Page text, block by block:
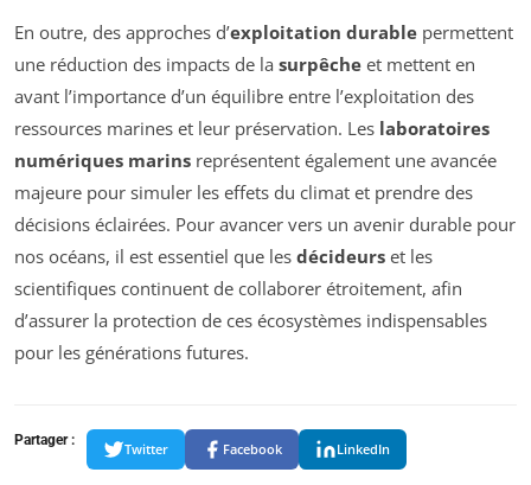
En outre, des approches d’exploitation durable permettent
une réduction des impacts de la surpêche et mettent en
avant l’importance d’un équilibre entre l’exploitation des
ressources marines et leur préservation. Les laboratoires
numériques marins représentent également une avancée
majeure pour simuler les effets du climat et prendre des
décisions éclairées. Pour avancer vers un avenir durable pour
nos océans, il est essentiel que les décideurs et les
scientifiques continuent de collaborer étroitement, afin
d’assurer la protection de ces écosystèmes indispensables
pour les générations futures.
Partager :
Twitter Facebook LinkedIn